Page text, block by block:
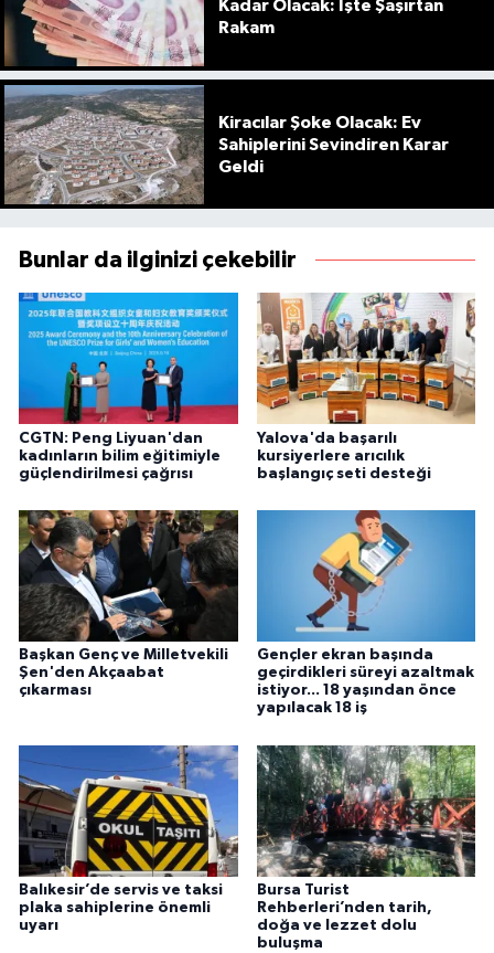
Kadar Olacak: İşte Şaşırtan
Rakam
Kiracılar Şoke Olacak: Ev
Sahiplerini Sevindiren Karar
Geldi
Bunlar da ilginizi çekebilir
CGTN: Peng Liyuan'dan
kadınların bilim eğitimiyle
güçlendirilmesi çağrısı
Yalova'da başarılı
kursiyerlere arıcılık
başlangıç seti desteği
Başkan Genç ve Milletvekili
Şen'den Akçaabat
çıkarması
Gençler ekran başında
geçirdikleri süreyi azaltmak
istiyor... 18 yaşından önce
yapılacak 18 iş
Balıkesir’de servis ve taksi
plaka sahiplerine önemli
uyarı
Bursa Turist
Rehberleri’nden tarih,
doğa ve lezzet dolu
buluşma